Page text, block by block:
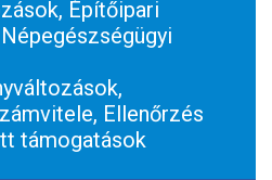
Építőipari
Ellenőrzés
támogatások